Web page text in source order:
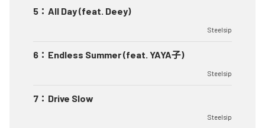
5 ： All Day (feat. Deey)
Steelsip
6 ： Endless Summer (feat. YAYA子)
Steelsip
7 ： Drive Slow
Steelsip